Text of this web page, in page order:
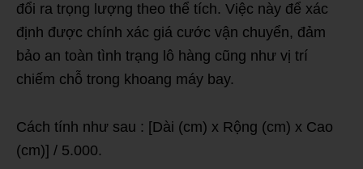
đổi ra trọng lượng theo thể tích. Việc này để xác
định được chính xác giá cước vận chuyển, đảm
bảo an toàn tình trạng lô hàng cũng như vị trí
chiếm chỗ trong khoang máy bay.
Cách tính như sau : [Dài (cm) x Rộng (cm) x Cao
(cm)] / 5.000.